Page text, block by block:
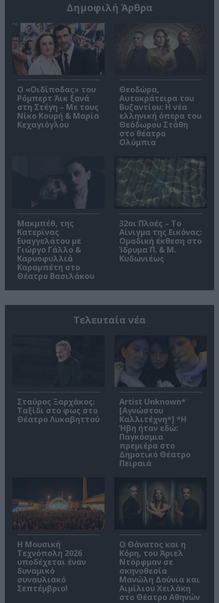
Δημοφιλή Άρθρα
O «Οιδίποδας» του
Ρόμπερτ Άικ ξανά
στη Στέγη – Με τους
Νίκο Κουρή & Μαρία
Κεχαγιόγλου
Θεοδώρα,
Αυτοκράτειρα του
Βυζαντίου: Η νέα
ελληνική όπερα του
Θεόδωρου Στάθη
στο θέατρο
Ολύμπια
Μακμπέθ, της
Κατερίνας
Ευαγγελάτου με
Γιώργο Γάλλο &
Καρυοφυλλιά
Καραμπέτη στο
Θέατρο Βασιλάκου
32οι Πλοές – Το
Αίνιγμα της Εικόνας:
Ομαδική έκθεση στο
Ίδρυμα Π. & Μ.
Κυδωνιέως
Τελευταία νέα
Σταύρος Ξαρχάκος:
Ταξίδι στο φως στο
Θέατρο Λυκαβηττού
Artist Unknown*
[Αγνώστου
Καλλιτέχνη*] *Η
Ήβη ήταν εδώ:
Παγκόσμια
πρεμιέρα στο
Δημοτικό Θέατρο
Πειραιά
Η Μουσική
Τεχνόπολη 2026
υποδέχεται έναν
δυναμικό
συναυλιακό
Σεπτέμβριο!
Ο Θάνατος και η
Κόρη, του Άριελ
Ντόρφμαν σε
σκηνοθεσία
Μανώλη Δούνια και
Αιμίλιου Χειλάκη
στο Θέατρο Αθηνών